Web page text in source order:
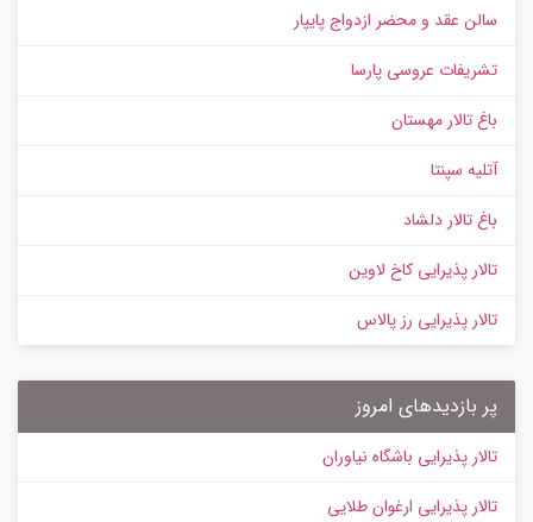
سالن عقد و محضر ازدواج پایپار
تشریفات عروسی پارسا
باغ تالار مهستان
آتلیه سپنتا
باغ تالار دلشاد
تالار پذیرایی کاخ لاوین
تالار پذیرایی رز پالاس
پر بازدیدهای امروز
تالار پذیرایی باشگاه نیاوران
تالار پذیرایی ارغوان طلایی